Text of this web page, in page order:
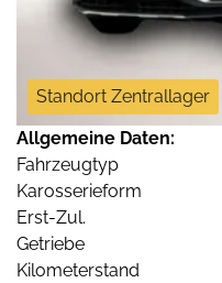
Standort Zentrallager
Allgemeine Daten:
Fahrzeugtyp
Karosserieform
Erst-Zul.
Getriebe
Kilometerstand